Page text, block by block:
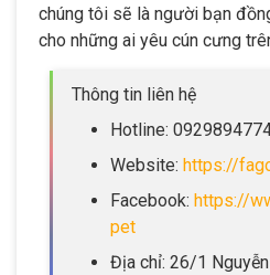
chúng tôi sẽ là người bạn
cho những ai yêu cún cưng
Thông tin liên hệ
Hotline:
Website: https://
Facebook: https://
pet
Địa chỉ: 26/1